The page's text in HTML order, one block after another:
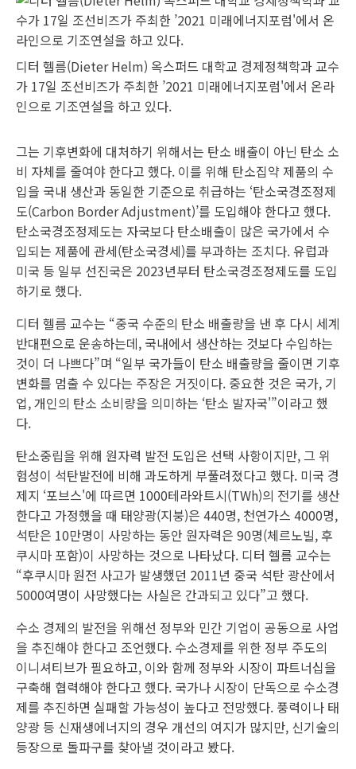
디터 헬름(Dieter Helm) 옥스퍼드 대학교 경제정책학과 교수
가 17일 조선비즈가 주최한 ’2021 미래에너지포럼'에서 온라
인으로 기조연설을 하고 있다.
그는 기후변화에 대처하기 위해서는 탄소 배출이 아닌 탄소 소
비 자체를 줄여야 한다고 했다. 이를 위해 탄소집약 제품의 수
입을 국내 생산과 동일한 기준으로 취급하는 ‘탄소국경조정제
도(Carbon Border Adjustment)’를 도입해야 한다고 했다.
탄소국경조정제도는 자국보다 탄소배출이 많은 국가에서 수
입되는 제품에 관세(탄소국경세)를 부과하는 조치다. 유럽과
미국 등 일부 선진국은 2023년부터 탄소국경조정제도를 도입
하기로 했다.
디터 헬름 교수는 “중국 수준의 탄소 배출량을 낸 후 다시 세계
반대편으로 운송하는데, 국내에서 생산하는 것보다 수입하는
것이 더 나쁘다”며 “일부 국가들이 탄소 배출량을 줄이면 기후
변화를 멈출 수 있다는 주장은 거짓이다. 중요한 것은 국가, 기
업, 개인의 탄소 소비량을 의미하는 ‘탄소 발자국'”이라고 했
다.
탄소중립을 위해 원자력 발전 도입은 선택 사항이지만, 그 위
험성이 석탄발전에 비해 과도하게 부풀려졌다고 했다. 미국 경
제지 ‘포브스'에 따르면 1000테라와트시(TWh)의 전기를 생산
한다고 가정했을 때 태양광(지붕)은 440명, 천연가스 4000명,
석탄은 10만명이 사망하는 동안 원자력은 90명(체르노빌, 후
쿠시마 포함)이 사망하는 것으로 나타났다. 디터 헬름 교수는
“후쿠시마 원전 사고가 발생했던 2011년 중국 석탄 광산에서
5000여명이 사망했다는 사실은 간과되고 있다”고 했다.
수소 경제의 발전을 위해선 정부와 민간 기업이 공동으로 사업
을 추진해야 한다고 조언했다. 수소경제를 위한 정부 주도의
이니셔티브가 필요하고, 이와 함께 정부와 시장이 파트너십을
구축해 협력해야 한다고 했다. 국가나 시장이 단독으로 수소경
제를 추진하면 실패할 가능성이 높다고 전망했다. 풍력이나 태
양광 등 신재생에너지의 경우 개선의 여지가 많지만, 신기술의
등장으로 돌파구를 찾아낼 것이라고 봤다.